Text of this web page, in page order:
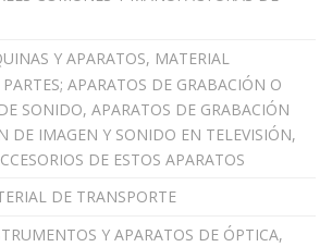
Y APARATOS, MATERIAL
PARTES; APARATOS DE GRABACIÓN O
SONIDO, APARATOS DE GRABACIÓN
DE IMAGEN Y SONIDO EN TELEVISIÓN,
DE ESTOS APARATOS
DE TRANSPORTE
Y APARATOS DE ÓPTICA,